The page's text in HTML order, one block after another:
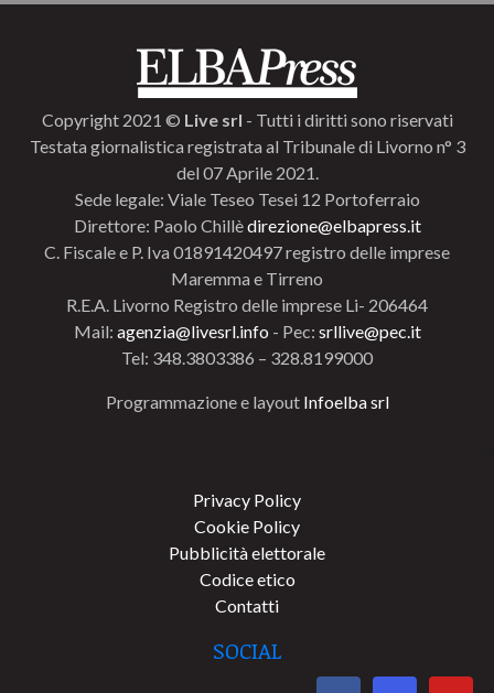
Copyright 2021 © Live srl - Tutti i diritti sono riservati
Testata giornalistica registrata al Tribunale di Livorno n° 3
del 07 Aprile 2021.
Sede legale: Viale Teseo Tesei 12 Portoferraio
Direttore: Paolo Chillèdirezione@elbapress.it
C. Fiscale e P. Iva 01891420497 registro delle imprese
Maremma e Tirreno
R.E.A. Livorno Registro delle imprese Li- 206464
Mail: agenzia@livesrl.info - Pec: srllive@pec.it
Tel: 348.3803386 – 328.8199000
Programmazione e layout Infoelba srl
Privacy Policy
Cookie Policy
Pubblicità elettorale
Codice etico
Contatti
SOCIAL